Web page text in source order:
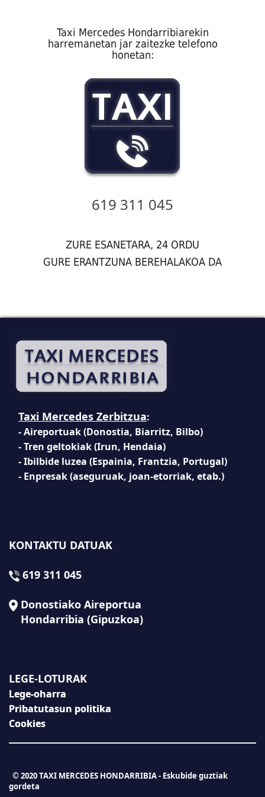
Taxi Mercedes Hondarribiarekin
harremanetan jar zaitezke telefono
honetan:
619 311 045
ZURE ESANETARA, 24 ORDU
GURE ERANTZUNA BEREHALAKOA DA
Taxi Mercedes Zerbitzua:
- Aireportuak (Donostia, Biarritz, Bilbo)
- Tren geltokiak (Irun, Hendaia)
- Ibilbide luzea (Espainia, Frantzia, Portugal)
- Enpresak (aseguruak, joan-etorriak, etab.)
KONTAKTU DATUAK
619 311 045
Donostiako Aireportua
Hondarribia (Gipuzkoa)
LEGE-LOTURAK
Lege-oharra
Pribatutasun politika
Cookies
© 2020 TAXI MERCEDES HONDARRIBIA - Eskubide guztiak
gordeta